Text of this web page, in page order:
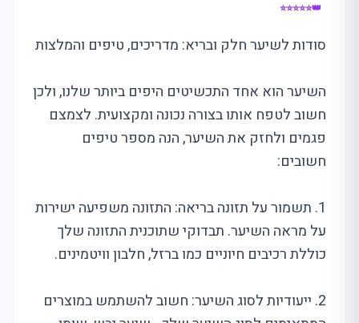
👑⭐⭐⭐⭐⭐
סודות לשיער חלק ובריא: מדריכים, טיפים והמלצות
השיער הוא אחד התכשיטים היפים ביותר שלנו, ולכן
חשוב לטפח אותו בצורה נכונה ומקצועית. לצמצם
פגמים ולחזק את השיער, הנה מספר טיפים
חשובים:
1. תשמור על תזונה בריאה: התזונה משפיעה ישירות
על מראה השיער. תבדוקי שתוכנית התזונה שלך
כוללת רכיבים חיוניים כמו ברזל, חלבון וויטמינים.
2. ייעודיות לסוג השיער: חשוב להשתמש במוצרים